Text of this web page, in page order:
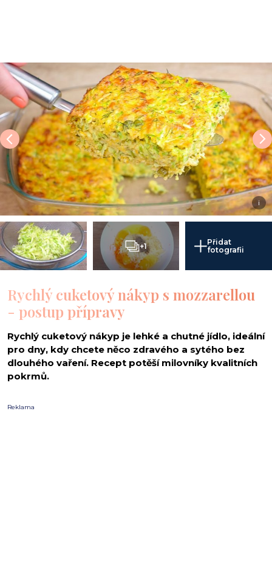
i
+1
Přidat
fotografii
Rychlý cuketový nákyp s mozzarellou
- postup přípravy
Rychlý cuketový nákyp je lehké a chutné jídlo, ideální
pro dny, kdy chcete něco zdravého a sytého bez
dlouhého vaření. Recept potěší milovníky kvalitních
pokrmů.
Reklama